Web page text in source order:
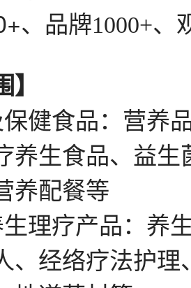
、 品牌1000+、
】
健食品：营养
养生食品、益
养配餐等
理疗产品：养
、经络疗法护